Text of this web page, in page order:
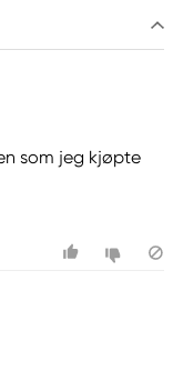
som jeg kjøpte